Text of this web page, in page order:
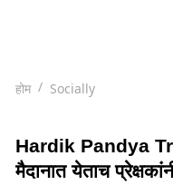
होम Socially
Hardik Pandya
मैदानात येताच